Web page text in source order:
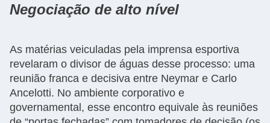
Negociação de alto nível
As matérias veiculadas pela imprensa esportiva
revelaram o divisor de águas desse processo: uma
reunião franca e decisiva entre Neymar e Carlo
Ancelotti. No ambiente corporativo e
governamental, esse encontro equivale às reuniões